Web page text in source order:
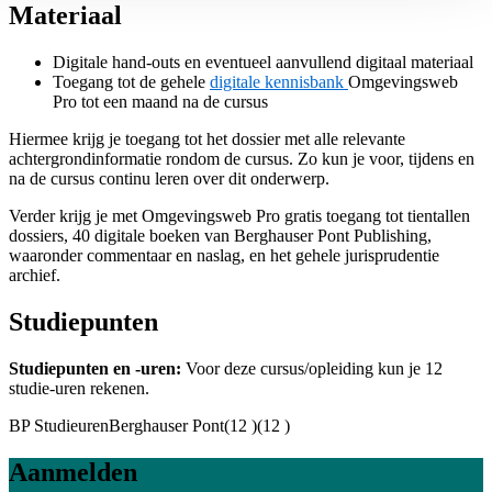
Materiaal
Digitale hand-outs en eventueel aanvullend digitaal materiaal
Toegang tot de gehele digitale kennisbank Omgevingsweb
Pro tot een maand na de cursus
Hiermee krijg je toegang tot het dossier met alle relevante
achtergrondinformatie rondom de cursus. Zo kun je voor, tijdens en
na de cursus continu leren over dit onderwerp.
Verder krijg je met Omgevingsweb Pro gratis toegang tot tientallen
dossiers, 40 digitale boeken van Berghauser Pont Publishing,
waaronder commentaar en naslag, en het gehele jurisprudentie
archief.
Studiepunten
Studiepunten en -uren: Voor deze cursus/opleiding kun je 12
studie-uren rekenen.
BP StudieurenBerghauser Pont(12 )(12 )
Aanmelden